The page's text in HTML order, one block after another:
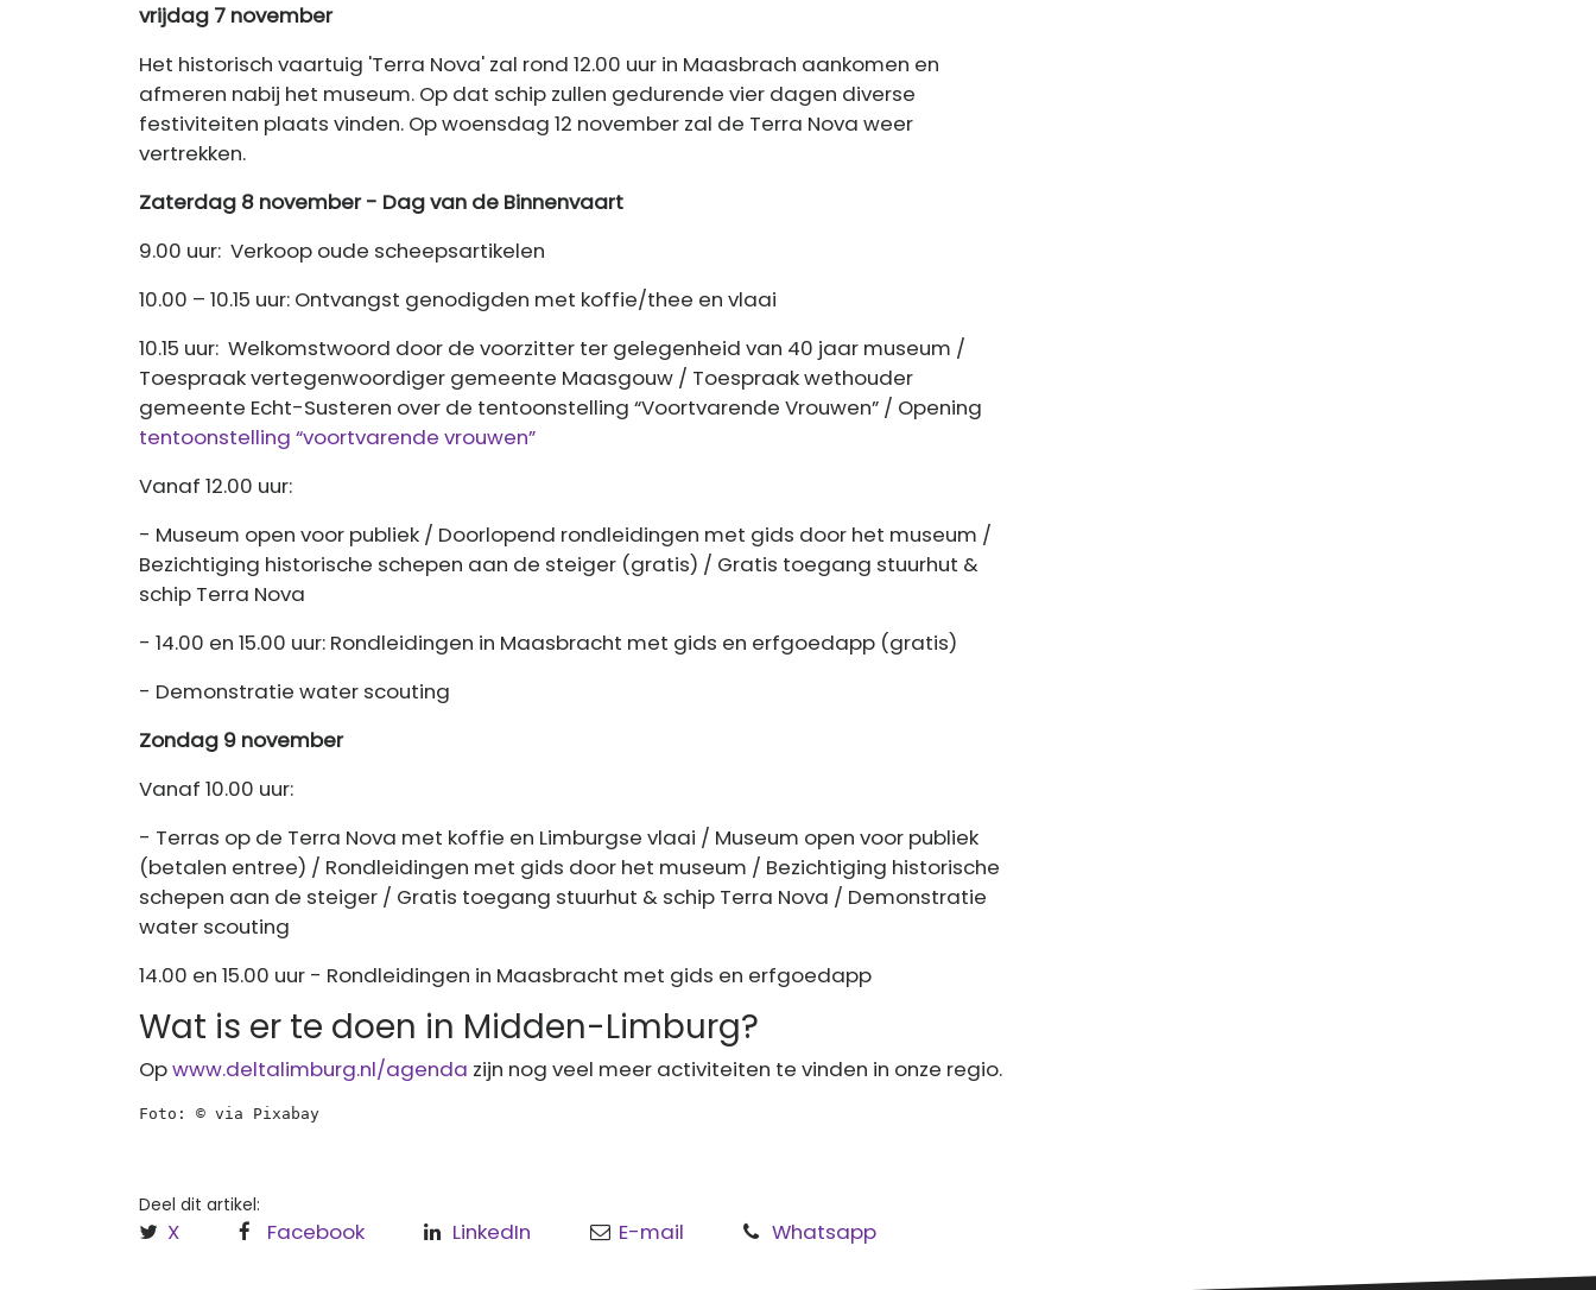
vrijdag 7 november
Het historisch vaartuig 'Terra Nova' zal rond 12.00 uur in Maasbrach aankomen en
afmeren nabij het museum. Op dat schip zullen gedurende vier dagen diverse
festiviteiten plaats vinden. Op woensdag 12 november zal de Terra Nova weer
vertrekken.
Zaterdag 8 november - Dag van de Binnenvaart
9.00 uur: Verkoop oude scheepsartikelen
10.00 – 10.15 uur: Ontvangst genodigden met koffie/thee en vlaai
10.15 uur: Welkomstwoord door de voorzitter ter gelegenheid van 40 jaar museum /
Toespraak vertegenwoordiger gemeente Maasgouw / Toespraak wethouder
gemeente Echt-Susteren over de tentoonstelling “Voortvarende Vrouwen” / Opening
tentoonstelling “voortvarende vrouwen”
Vanaf 12.00 uur:
- Museum open voor publiek / Doorlopend rondleidingen met gids door het museum /
Bezichtiging historische schepen aan de steiger (gratis) / Gratis toegang stuurhut &
schip Terra Nova
- 14.00 en 15.00 uur: Rondleidingen in Maasbracht met gids en erfgoedapp (gratis)
- Demonstratie water scouting
Zondag 9 november
Vanaf 10.00 uur:
- Terras op de Terra Nova met koffie en Limburgse vlaai / Museum open voor publiek
(betalen entree) / Rondleidingen met gids door het museum / Bezichtiging historische
schepen aan de steiger / Gratis toegang stuurhut & schip Terra Nova / Demonstratie
water scouting
14.00 en 15.00 uur - Rondleidingen in Maasbracht met gids en erfgoedapp
Wat is er te doen in Midden-Limburg?
Opwww.deltalimburg.nl/agenda zijn nog veel meer activiteiten te vinden in onze regio.
Foto: © via Pixabay
Deel dit artikel:
X Facebook LinkedIn E-mail Whatsapp